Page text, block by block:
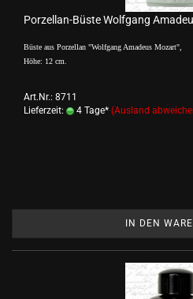
Porzellan-Büste Wolfgang
Büste aus Porzellan "Wolfgang Amadeus Mozart",
Höhe: 12 cm.
Art.Nr.: 8711
Lieferzeit:
4 Tage* (Ausland
IN DEN